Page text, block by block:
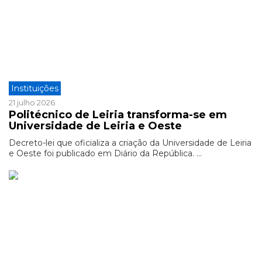
Instituições
21 julho 2026
Politécnico de Leiria transforma-se em
Universidade de Leiria e Oeste
Decreto-lei que oficializa a criação da Universidade de Leiria
e Oeste foi publicado em Diário da República. ...